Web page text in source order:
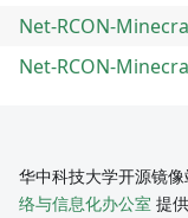
Net-RCON-
Net-RCON-
华中科技大学开源镜像
络与信息化办公室 提